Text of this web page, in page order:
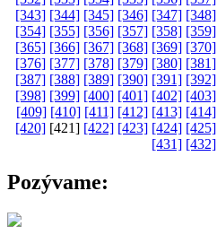
[343] [344] [345] [346] [347] [348]
[354] [355] [356] [357] [358] [359]
[365] [366] [367] [368] [369] [370]
[376] [377] [378] [379] [380] [381]
[387] [388] [389] [390] [391] [392]
[398] [399] [400] [401] [402] [403]
[409] [410] [411] [412] [413] [414]
[420] [421] [422] [423] [424] [425]
[431] [432]
Pozývame: